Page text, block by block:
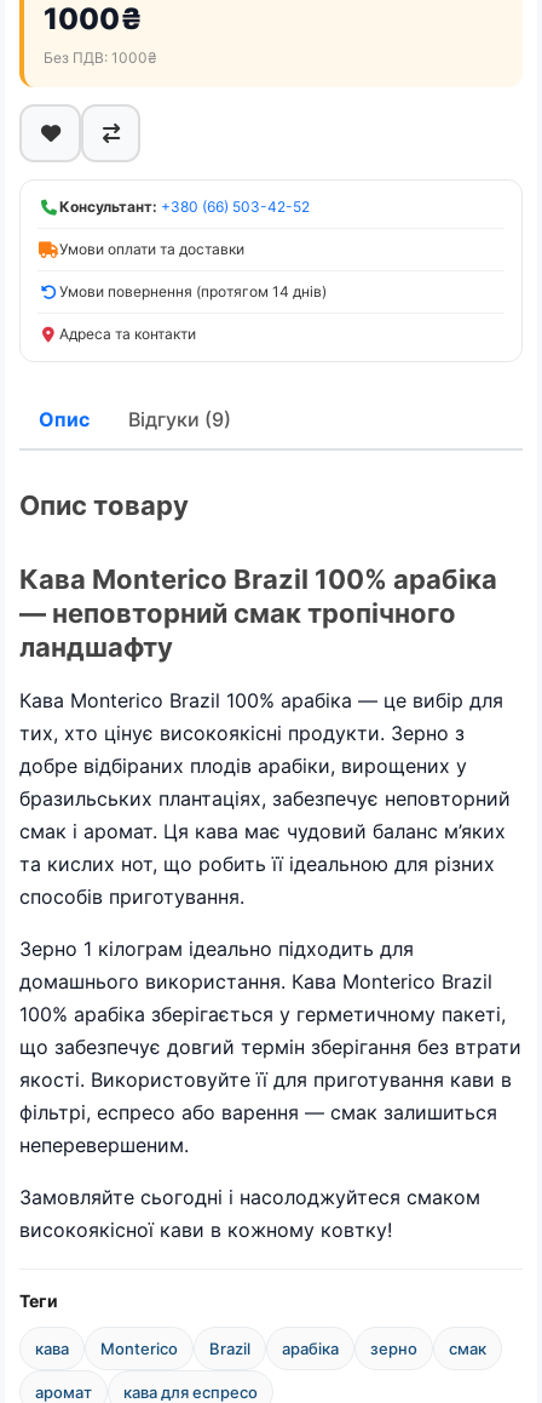
1000₴
Без ПДВ: 1000₴
Консультант: +380 (66) 503-42-52
Умови оплати та доставки
Умови повернення (протягом 14 днів)
Адреса та контакти
Опис Відгуки (9)
Опис товару
Кава Monterico Brazil 100% арабіка
— неповторний смак тропічного
ландшафту
Кава Monterico Brazil 100% арабіка — це вибір для
тих, хто цінує високоякісні продукти. Зерно з
добре відбіраних плодів арабіки, вирощених у
бразильських плантаціях, забезпечує неповторний
смак і аромат. Ця кава має чудовий баланс м’яких
та кислих нот, що робить її ідеальною для різних
способів приготування.
Зерно 1 кілограм ідеально підходить для
домашнього використання. Кава Monterico Brazil
100% арабіка зберігається у герметичному пакеті,
що забезпечує довгий термін зберігання без втрати
якості. Використовуйте її для приготування кави в
фільтрі, еспресо або варення — смак залишиться
неперевершеним.
Замовляйте сьогодні і насолоджуйтеся смаком
високоякісної кави в кожному ковтку!
Теги
кава Monterico Brazil арабіка зерно смак
аромат кава для еспресо